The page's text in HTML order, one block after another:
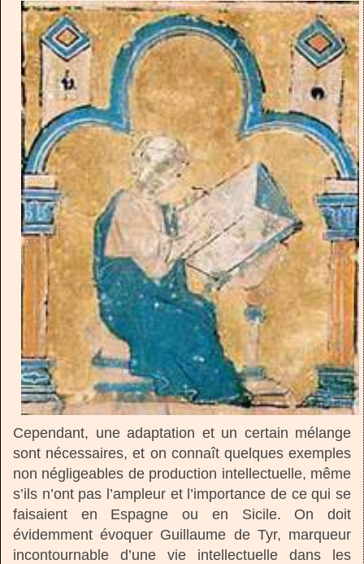
Cependant, une adaptation et un certain mélange
sont nécessaires, et on connaît quelques exemples
non négligeables de production intellectuelle, même
s’ils n’ont pas l’ampleur et l’importance de ce qui se
faisaient en Espagne ou en Sicile. On doit
évidemment évoquer Guillaume de Tyr, marqueur
incontournable d’une vie intellectuelle dans les